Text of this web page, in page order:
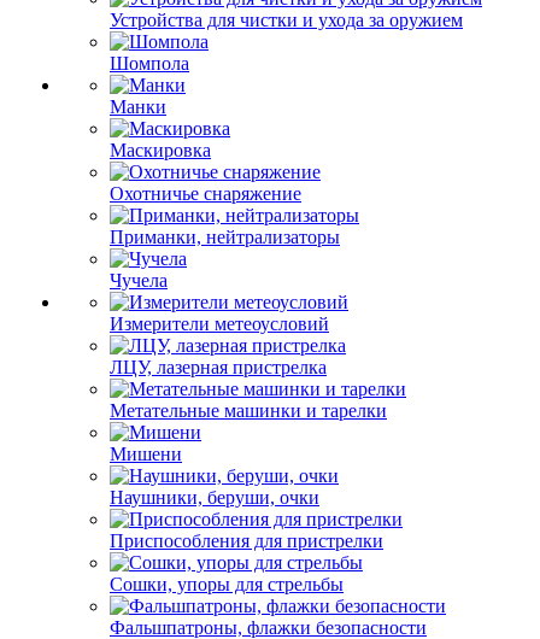
Устройства для чистки и ухода за оружием
Шомпола
Манки
Маскировка
Охотничье снаряжение
Приманки, нейтрализаторы
Чучела
Измерители метеоусловий
ЛЦУ, лазерная пристрелка
Метательные машинки и тарелки
Мишени
Наушники, беруши, очки
Приспособления для пристрелки
Сошки, упоры для стрельбы
Фальшпатроны, флажки безопасности